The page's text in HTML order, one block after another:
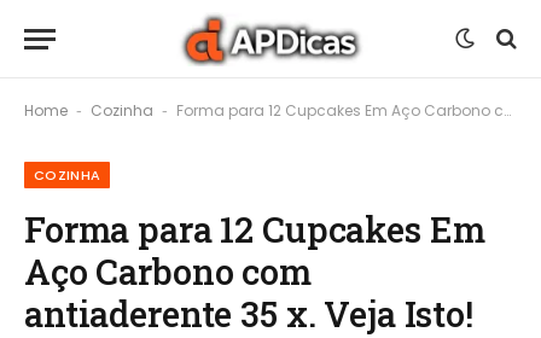
Home - Cozinha - Forma para 12 Cupcakes Em Aço Carbono com antiaderente 35 x. Veja Isto!
COZINHA
Forma para 12 Cupcakes Em
Aço Carbono com
antiaderente 35 x. Veja Isto!